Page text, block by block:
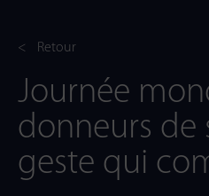
< Retour
Journée
donneurs de
geste qui